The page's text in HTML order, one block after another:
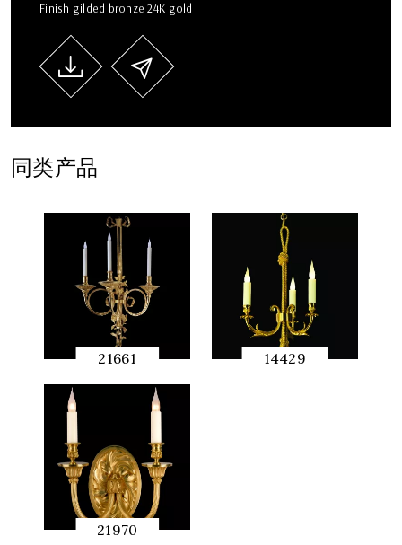
Finish gilded bronze 24K gold
同类产品
21661
快速预
14429
21970